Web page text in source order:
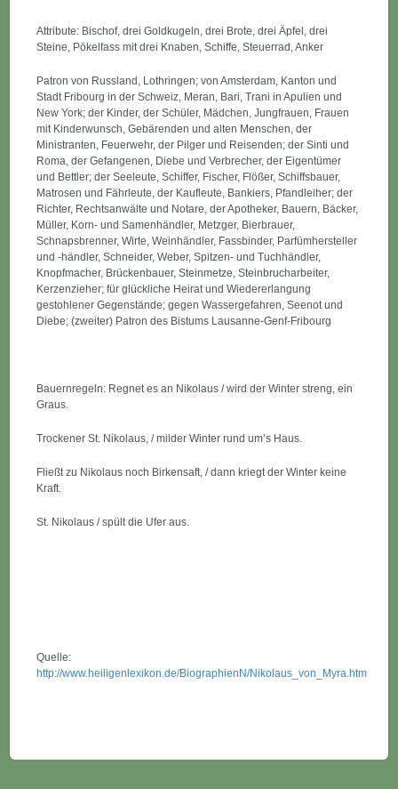
Attribute: Bischof, drei Goldkugeln, drei Brote, drei Äpfel, drei
Steine, Pökelfass mit drei Knaben, Schiffe, Steuerrad, Anker
Patron von Russland, Lothringen; von Amsterdam, Kanton und
Stadt Fribourg in der Schweiz, Meran, Bari, Trani in Apulien und
New York; der Kinder, der Schüler, Mädchen, Jungfrauen, Frauen
mit Kinderwunsch, Gebärenden und alten Menschen, der
Ministranten, Feuerwehr, der Pilger und Reisenden; der Sinti und
Roma, der Gefangenen, Diebe und Verbrecher, der Eigentümer
und Bettler; der Seeleute, Schiffer, Fischer, Flößer, Schiffsbauer,
Matrosen und Fährleute, der Kaufleute, Bankiers, Pfandleiher; der
Richter, Rechtsanwälte und Notare, der Apotheker, Bauern, Bäcker,
Müller, Korn- und Samenhändler, Metzger, Bierbrauer,
Schnapsbrenner, Wirte, Weinhändler, Fassbinder, Parfümhersteller
und -händler, Schneider, Weber, Spitzen- und Tuchhändler,
Knopfmacher, Brückenbauer, Steinmetze, Steinbrucharbeiter,
Kerzenzieher; für glückliche Heirat und Wiedererlangung
gestohlener Gegenstände; gegen Wassergefahren, Seenot und
Diebe; (zweiter) Patron des Bistums Lausanne-Genf-Fribourg
Bauernregeln: Regnet es an Nikolaus / wird der Winter streng, ein
Graus.
Trockener St. Nikolaus, / milder Winter rund um’s Haus.
Fließt zu Nikolaus noch Birkensaft, / dann kriegt der Winter keine
Kraft.
St. Nikolaus / spült die Ufer aus.
Quelle:
http://www.heiligenlexikon.de/BiographienN/Nikolaus_von_Myra.htm